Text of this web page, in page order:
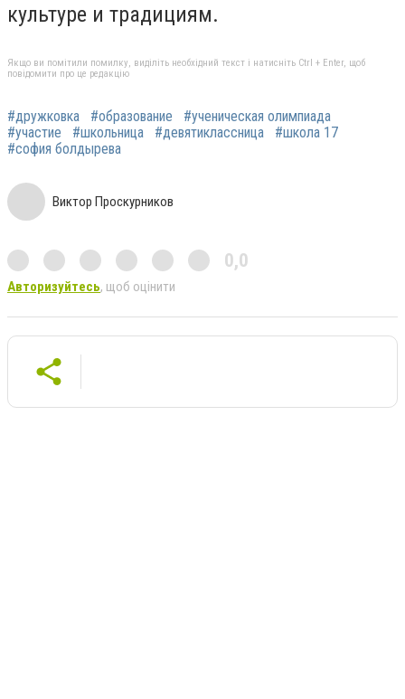
культуре и традициям.
Якщо ви помітили помилку, виділіть необхідний текст і натисніть Ctrl + Enter, щоб
повідомити про це редакцію
#дружковка #образование
#ученическая олимпиада
#участие
#школьница #девятиклассница
#школа 17
#софия болдырева
Виктор Проскурников
0,0
Авторизуйтесь, щоб оцінити